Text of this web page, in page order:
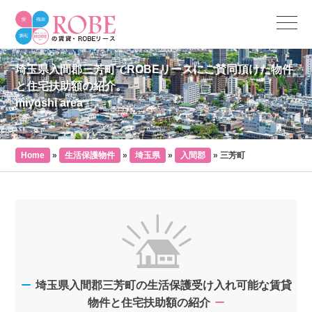
埼玉県入間郡三芳町でROBEリースにご賛同頂けた物件
と住宅扶助額の紹介。
miyoshi area
Home » 生活保護物件 » 埼玉県 » 入間郡 »三芳町
埼玉県入間郡三芳町の生活保護受け入れ可能な賃貸
物件と住宅扶助額の紹介